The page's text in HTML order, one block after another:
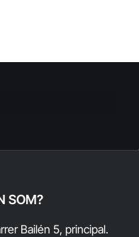
SOM?
Bailén 5, principal.